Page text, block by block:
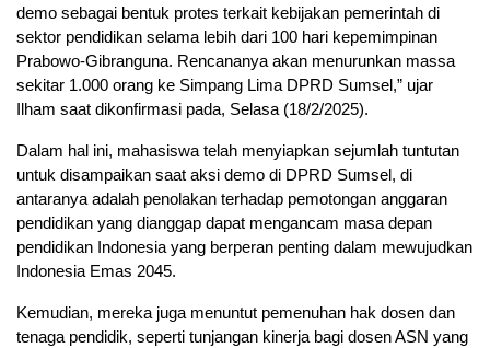
demo sebagai bentuk protes terkait kebijakan pemerintah di
sektor pendidikan selama lebih dari 100 hari kepemimpinan
Prabowo-Gibranguna. Rencananya akan menurunkan massa
sekitar 1.000 orang ke Simpang Lima DPRD Sumsel,” ujar
Ilham saat dikonfirmasi pada, Selasa (18/2/2025).
Dalam hal ini, mahasiswa telah menyiapkan sejumlah tuntutan
untuk disampaikan saat aksi demo di DPRD Sumsel, di
antaranya adalah penolakan terhadap pemotongan anggaran
pendidikan yang dianggap dapat mengancam masa depan
pendidikan Indonesia yang berperan penting dalam mewujudkan
Indonesia Emas 2045.
Kemudian, mereka juga menuntut pemenuhan hak dosen dan
tenaga pendidik, seperti tunjangan kinerja bagi dosen ASN yang